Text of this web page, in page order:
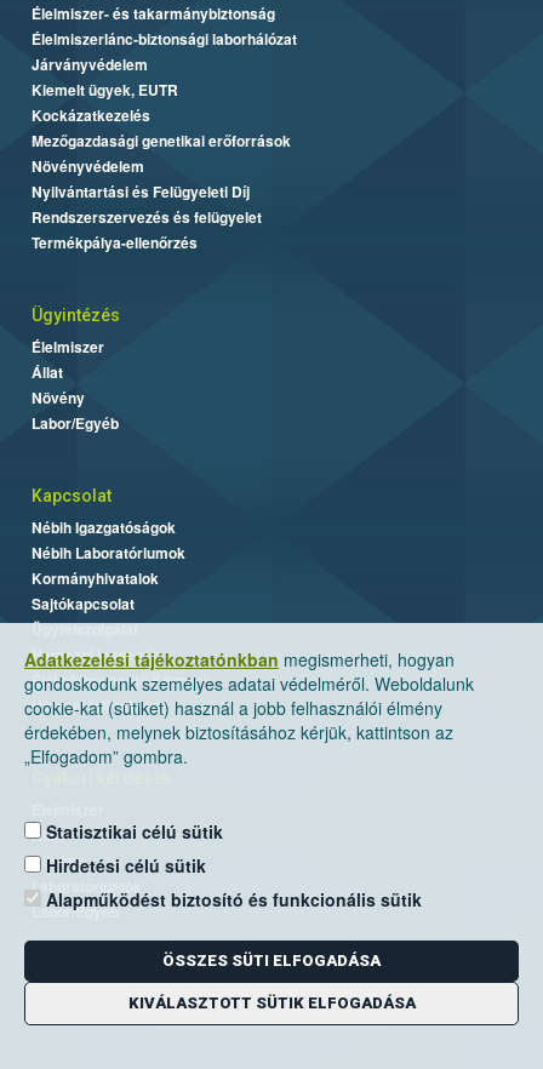
Adatkezelési tájékoztatónkban megismerheti, hogyan
gondoskodunk személyes adatai védelméről. Weboldalunk
cookie-kat (sütiket) használ a jobb felhasználói élmény
érdekében, melynek biztosításához kérjük, kattintson az
„Elfogadom” gombra.
Statisztikai célú sütik
Hirdetési célú sütik
Alapműködést biztosító és funkcionális sütik
ÖSSZES SÜTI ELFOGADÁSA
KIVÁLASZTOTT SÜTIK ELFOGADÁSA
Élelmiszer- és takarmánybiztonság
Élelmiszerlánc-biztonsági laborhálózat
Járványvédelem
Kiemelt ügyek, EUTR
Kockázatkezelés
Mezőgazdasági genetikai erőforrások
Növényvédelem
Nyilvántartási és Felügyeleti Díj
Rendszerszervezés és felügyelet
Termékpálya-ellenőrzés
Ügyintézés
Élelmiszer
Állat
Növény
Labor/Egyéb
Kapcsolat
Nébih Igazgatóságok
Nébih Laboratóriumok
Kormányhivatalok
Sajtókapcsolat
Ügyfélszolgálat
Hatósági jogsegély
Élelmiszermentő Központ
Hírlevél feliratkozás
Állat
Növény
Laboratóriumok
Labor/Egyéb